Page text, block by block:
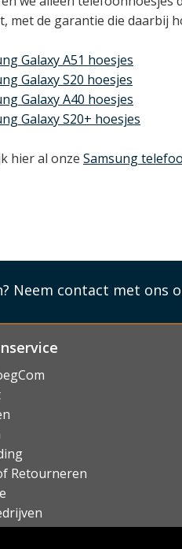
met de garantie die daarbij
Galaxy A51 hoesjes
Galaxy S20 hoesjes
Galaxy A40 hoesjes
Galaxy S20+ hoesjes
hier al onze Samsung
Neem contact met ons
Retourneren